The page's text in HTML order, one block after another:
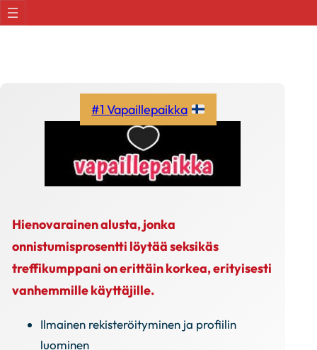
Skip
to
#1 Vapaillepaikka
Hienovarainen alusta, jonka
onnistumisprosentti löytää seksikäs
treffikumppani on erittäin korkea, erityisesti
vanhemmille käyttäjille.
Ilmainen rekisteröityminen ja profiilin
luominen